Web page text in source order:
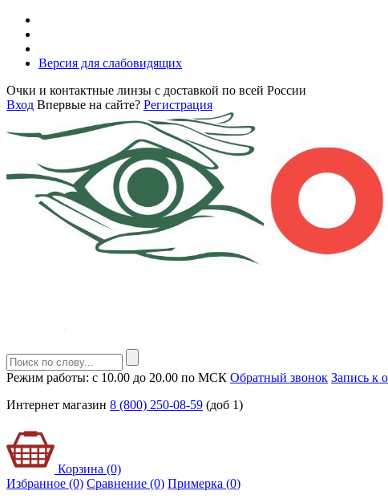
Версия для слабовидящих
Очки и контактные линзы с доставкой по всей России
Вход Впервые на сайте? Регистрация
Режим работы: с 10.00 до 20.00 по МСК Обратный звонок Запись к
Интернет магазин 8 (800) 250-08-59 (доб 1)
Корзина (0)
Избранное (0) Сравнение (0) Примерка (0)